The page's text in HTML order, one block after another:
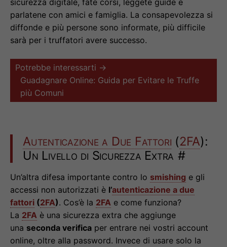
parlatene con amici e famiglia. La consapevolezza si
diffonde e più persone sono informate, più difficile
sarà per i truffatori avere successo.
Potrebbe interessarti →
Guadagnare Online: Guida per Evitare le Truffe
più Comuni
Autenticazione a Due Fattori (2FA):
Un Livello di Sicurezza Extra #
Un’altra difesa importante contro lo smishing e gli
accessi non autorizzati è l’autenticazione a due
fattori (2FA). Cos’è la 2FA e come funziona?
La 2FA è una sicurezza extra che aggiunge
una seconda verifica per entrare nei vostri account
online, oltre alla password. Invece di usare solo la